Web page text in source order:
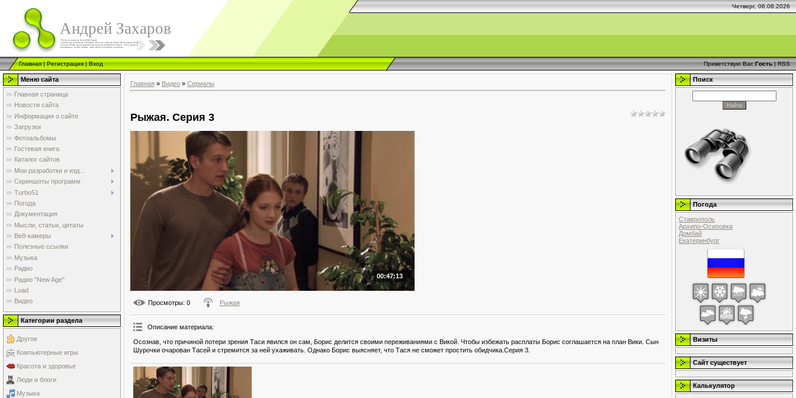
Четверг, 06.08.2026
Андрей Захаров
Главная|Регистрация|Вход Приветствую Вас Гость|RSS
Меню сайта
Главная страница
Новости сайта
Информация о сайте
Загрузки
Фотоальбомы
Гостевая книга
Каталог сайтов
Мои разработки и изд...
Скриншоты программ
Turbo51
Погода
Документация
Мысли, статьи, цитаты
Веб-камеры
Полезные ссылки
Музыка
Радио
Радио "New Age"
Load
Видео
Категории раздела
Другое
Компьютерные игры
Красота и здоровье
Люди и блоги
Музыка
Главная » Видео » Сериалы
Рыжая. Серия 3
00:47:13
Просмотры: 0 Рыжая
Описание материала:
Осознав, что причиной потери зрения Таси явился он сам, Борис делится своими переживаниями с Викой. Чтобы избежать расплаты Борис соглашается на план Вики. Сын
Шурочки очарован Тасей и стремится за ней ухаживать. Однако Борис выясняет, что Тася не сможет простить обидчика.Серия 3.
Поиск
Погода
Ставрополь
Архипо-Осиповка
Домбай
Екатеринбург
Визиты
Сайт существует
Калькулятор